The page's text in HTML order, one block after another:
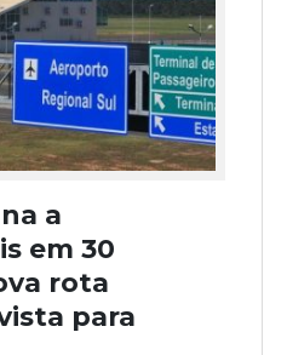
a
em 30
rota
para